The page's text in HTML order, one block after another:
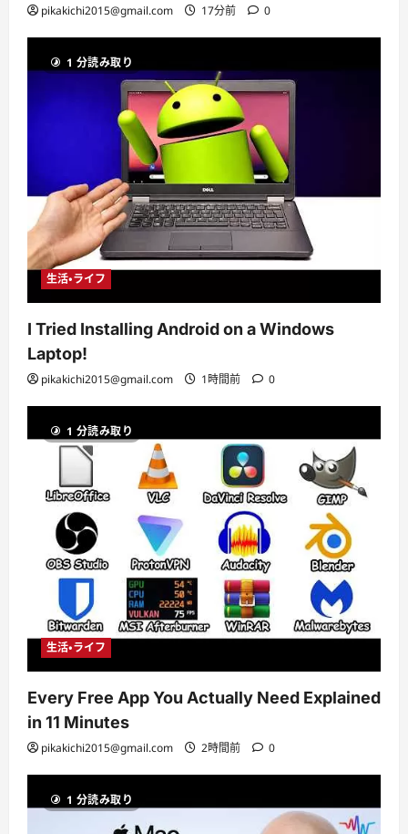
pikakichi2015@gmail.com 17分前 0
1 分読み取り
生活・ライフ
I Tried Installing Android on a Windows
Laptop!
pikakichi2015@gmail.com 1時間前 0
1 分読み取り
生活・ライフ
Every Free App You Actually Need Explained
in 11 Minutes
pikakichi2015@gmail.com 2時間前 0
1 分読み取り